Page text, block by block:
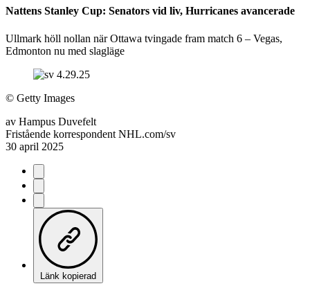
Nattens Stanley Cup: Senators vid liv, Hurricanes avancerade
Ullmark höll nollan när Ottawa tvingade fram match 6 – Vegas,
Edmonton nu med slagläge
© Getty Images
av Hampus Duvefelt
Fristående korrespondent NHL.com/sv
30 april 2025
Länk kopierad